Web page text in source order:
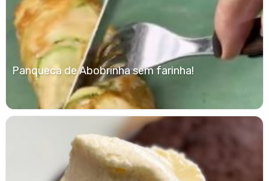
Panqueca de Abobrinha sem farinha!